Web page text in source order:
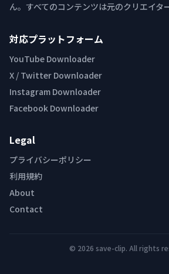
ん。すべてのコンテンツは元のクリエイタ
対応プラットフォーム
YouTube Downloader
X / Twitter Downloader
Instagram Downloader
Facebook Downloader
Legal
プライバシーポリシー
利用規約
About
Contact
© 2026 save-clip. All rights